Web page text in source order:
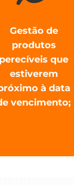
Gestão de
produtos
perecíveis que
estiverem
à data
vencimento;